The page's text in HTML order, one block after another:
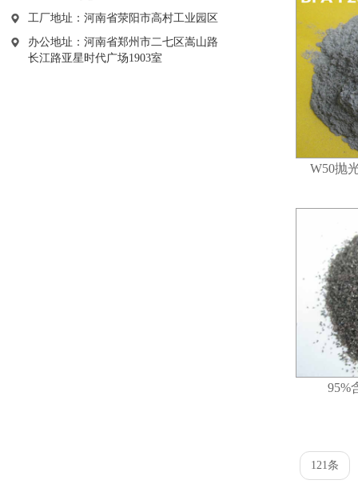
工厂地址：河南省荥阳市高村工业园区
办公地址：河南省郑州市二七区嵩山路
长江路亚星时代广场1903室
W50抛
95%
121条